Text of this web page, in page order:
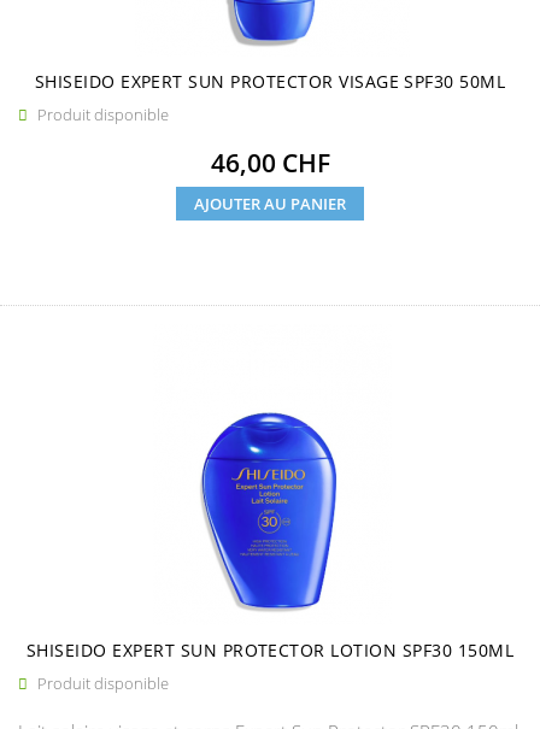
SHISEIDO EXPERT SUN PROTECTOR VISAGE SPF30 50ML
 Produit disponible
Prix
46,00 CHF
AJOUTER AU PANIER
SHISEIDO EXPERT SUN PROTECTOR LOTION SPF30 150ML
 Produit disponible